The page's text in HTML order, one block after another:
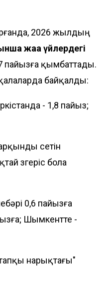
2026 жылдың
жаңа үйлердегі
пайызға қымбаттады.
қалаларда байқалды:
- 1,8 пайыз;
өсетін
өзгеріс бола
0,6 пайызға
Шымкентте -
нарықтағы"